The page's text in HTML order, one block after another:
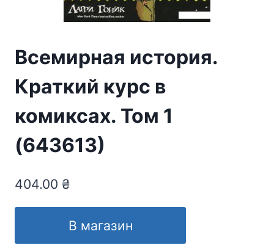
Всемирная история.
Краткий курс в
комиксах. Том 1
(643613)
404.00 ₴
В магазин